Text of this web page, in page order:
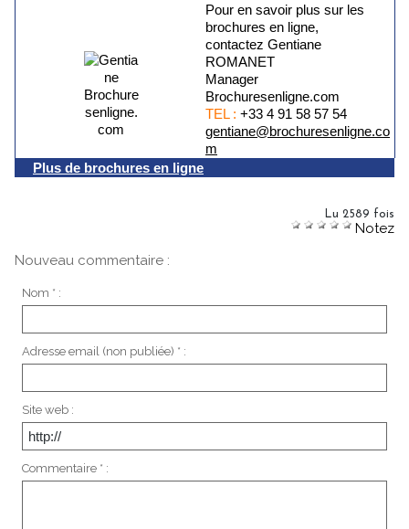
Pour en savoir plus sur les
brochures en ligne,
contactez Gentiane
ROMANET
Manager
Brochuresenligne.com
TEL : +33 4 91 58 57 54
gentiane@brochuresenligne.co
m
Plus de brochures en ligne
Lu 2589 fois
Notez
Nouveau commentaire :
Nom * :
Adresse email (non publiée) * :
Site web :
Commentaire * :